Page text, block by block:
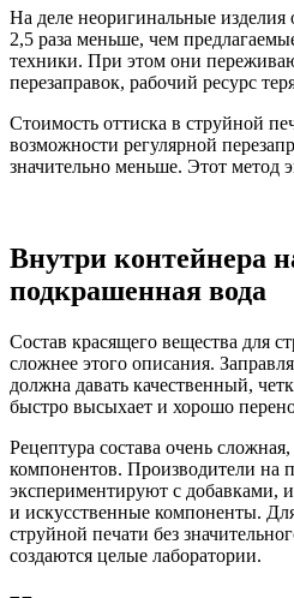
На деле неоригинальные
2,5 раза меньше, чем
техники. При этом они
перезаправок, рабочий ресурс
Стоимость оттиска в струйной
возможности регулярной
значительно меньше. Этот метод
Внутри контейнера
подкрашенная вода
Состав красящего вещества для
сложнее этого описания.
должна давать качественный,
быстро высыхает и хорошо
Рецептура состава очень
компонентов. Производители на
экспериментируют с добавками,
и искусственные компоненты.
струйной печати без
создаются целые лаборатории.